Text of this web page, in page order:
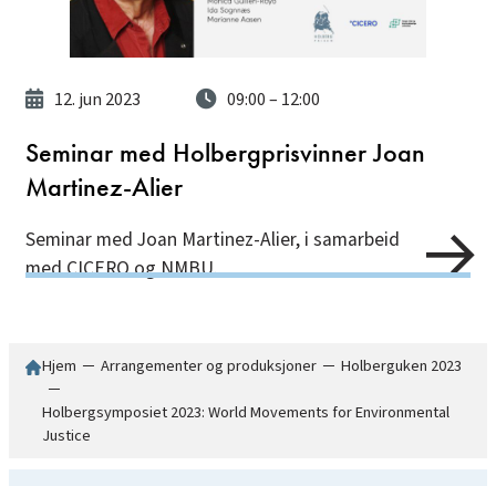
12. jun 2023 09:00– 12:00
Seminar med Holbergprisvinner Joan
Martinez-Alier
Seminar med Joan Martinez-Alier, i samarbeid
med CICERO og NMBU.
Hjem ─ Arrangementer og produksjoner ─ Holberguken 2023
─
Holbergsymposiet 2023: World Movements for Environmental
Justice